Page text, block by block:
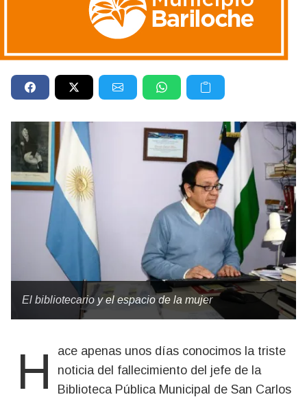
El bibliotecario y el espacio
de la mujer
El bibliotecario y el espacio de la mujer
Hace apenas unos días conocimos la triste
noticia del fallecimiento del jefe de la
Biblioteca Pública Municipal de San Carlos